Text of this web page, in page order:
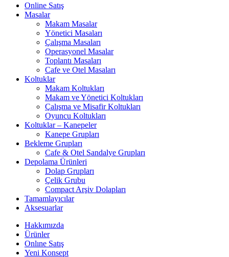
Online Satış
Masalar
Makam Masalar
Yönetici Masaları
Çalışma Masaları
Operasyonel Masalar
Toplantı Masaları
Cafe ve Otel Masaları
Koltuklar
Makam Koltukları
Makam ve Yönetici Koltukları
Çalışma ve Misafir Koltukları
Oyuncu Koltukları
Koltuklar – Kanepeler
Kanepe Grupları
Bekleme Grupları
Cafe & Otel Sandalye Grupları
Depolama Ürünleri
Dolap Grupları
Çelik Grubu
Compact Arşiv Dolapları
Tamamlayıcılar
Aksesuarlar
Hakkımızda
Ürünler
Onlıne Satış
Yeni Konsept